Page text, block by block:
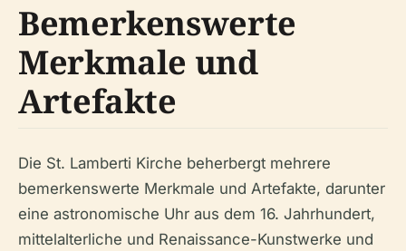
Bemerkenswerte
Merkmale und
Artefakte
Die St. Lamberti Kirche beherbergt mehrere
bemerkenswerte Merkmale und Artefakte, darunter
eine astronomische Uhr aus dem 16. Jahrhundert,
mittelalterliche und Renaissance-Kunstwerke und